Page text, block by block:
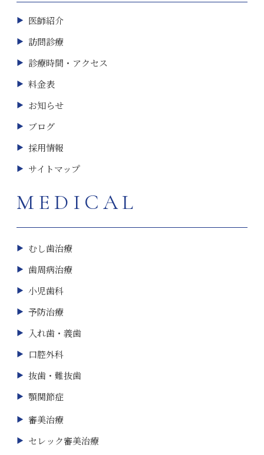
医師紹介
訪問診療
診療時間・アクセス
料金表
お知らせ
ブログ
採用情報
サイトマップ
MEDICAL
むし歯治療
歯周病治療
小児歯科
予防治療
入れ歯・義歯
口腔外科
抜歯・難抜歯
顎関節症
審美治療
セレック審美治療